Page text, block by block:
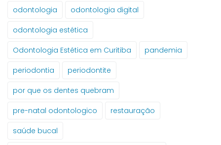
odontologia odontologia digital
odontologia estética
Odontologia Estética em Curitiba pandemia
periodontia periodontite
por que os dentes quebram
pre-natal odontologico restauração
saúde bucal